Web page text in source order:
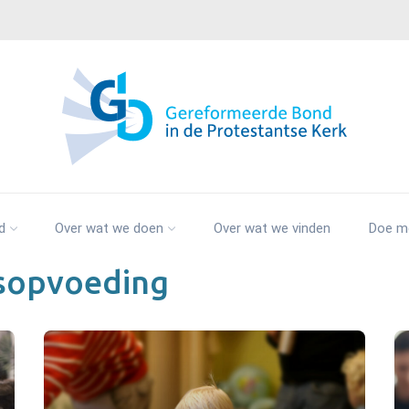
Over wat we doen Over wat we vinden Doe